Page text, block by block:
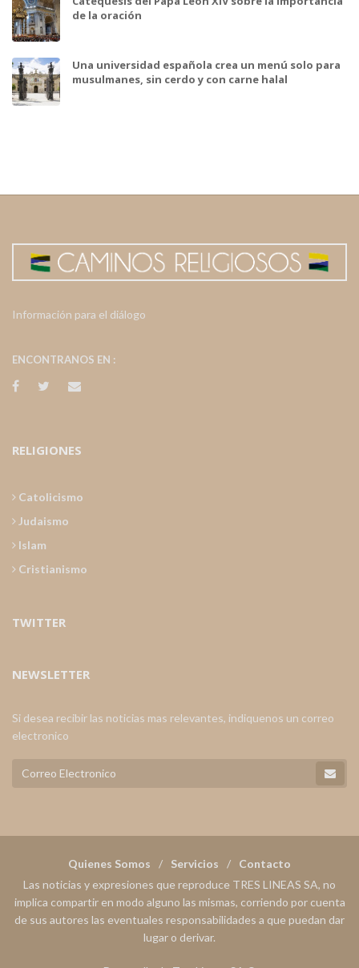
de la oración
Una universidad española crea un menú solo para
musulmanes, sin cerdo y con carne halal
Información para el diálogo
ENCONTRANOS EN :
RELIGIONES
Catolicismo
Judaismo
Islam
Cristianismo
TWITTER
NEWSLETTER
Si desea recibir las noticias mas relevantes, indiquenos un correo
electronico
Quienes Somos Servicios
Contacto
Las noticias y expresiones que reproduce TRES LINEAS SA, no
implica compartir en modo alguno las mismas, corriendo por cuenta
de sus autores las eventuales responsabilidades a que puedan dar
lugar o derivar.